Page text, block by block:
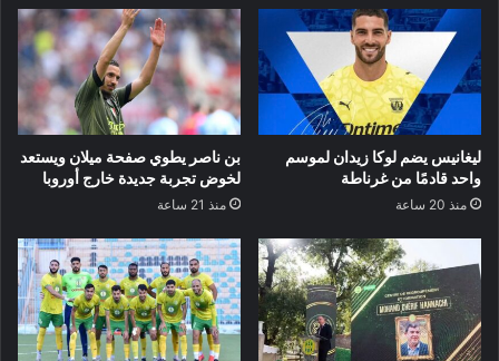
ليغانيس يضم لوكا زيدان لموسم
واحد قادمًا من غرناطة
منذ 20 ساعة
بن ناصر يطوي صفحة ميلان ويستعد
لخوض تجربة جديدة خارج أوروبا
منذ 21 ساعة